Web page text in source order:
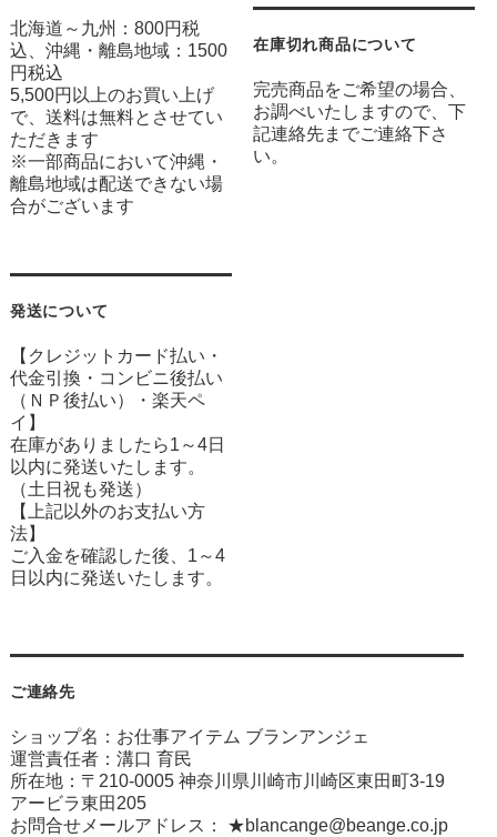
北海道～九州：800円税
込、沖縄・離島地域：1500
円税込
5,500円以上のお買い上げ
で、送料は無料とさせてい
ただきます
※一部商品において沖縄・
離島地域は配送できない場
合がございます
発送について
【クレジットカード払い・
代金引換・コンビニ後払い
（ＮＰ後払い）・楽天ペ
イ】
在庫がありましたら1～4日
以内に発送いたします。
（土日祝も発送）
【上記以外のお支払い方
法】
ご入金を確認した後、1～4
日以内に発送いたします。
在庫切れ商品について
完売商品をご希望の場合、
お調べいたしますので、下
記連絡先までご連絡下さ
い。
ご連絡先
ショップ名：お仕事アイテム ブランアンジェ
運営責任者：溝口 育民
所在地：〒210-0005 神奈川県川崎市川崎区東田町3-19
アービラ東田205
お問合せメールアドレス： ★blancange@beange.co.jp